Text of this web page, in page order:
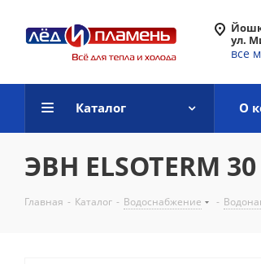
ул.
все
Каталог О
ЭВН ELSOTERM
Главная - Каталог - Водоснабжение -